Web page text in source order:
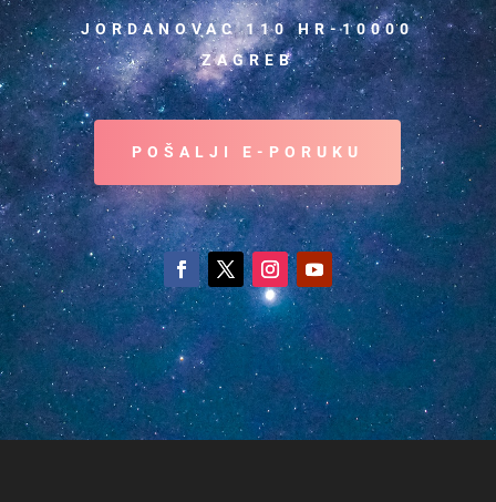
JORDANOVAC 110 HR-10000
ZAGREB
POŠALJI E-PORUKU